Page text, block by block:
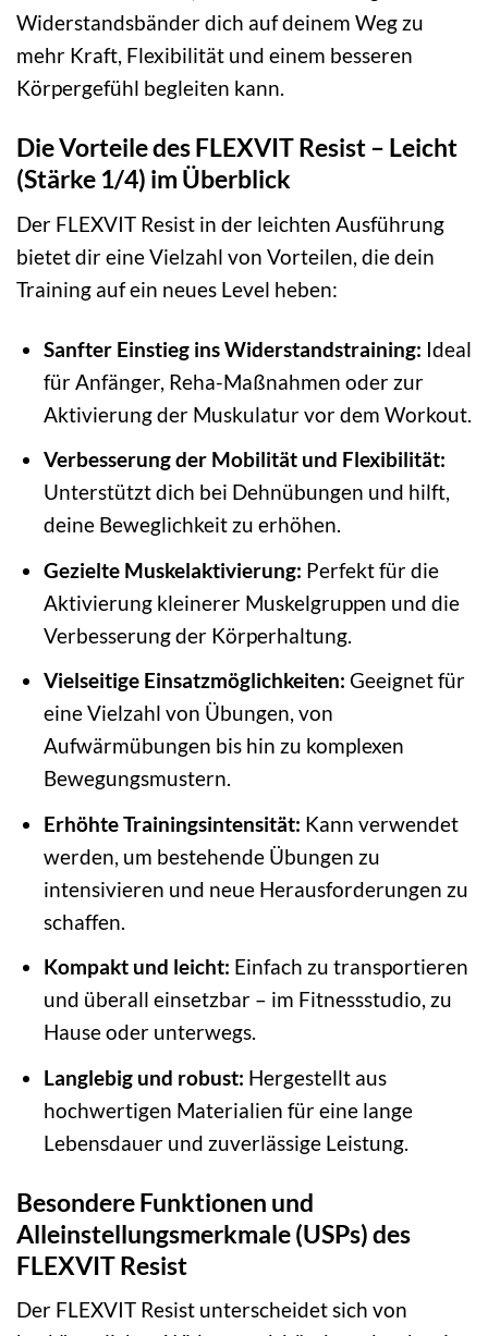
Widerstandsbänder dich auf deinem Weg zu
mehr Kraft, Flexibilität und einem besseren
Körpergefühl begleiten kann.
Die Vorteile des FLEXVIT Resist – Leicht
(Stärke 1/4) im Überblick
Der FLEXVIT Resist in der leichten Ausführung
bietet dir eine Vielzahl von Vorteilen, die dein
Training auf ein neues Level heben:
Sanfter Einstieg ins Widerstandstraining: Ideal
für Anfänger, Reha-Maßnahmen oder zur
Aktivierung der Muskulatur vor dem Workout.
Verbesserung der Mobilität und Flexibilität:
Unterstützt dich bei Dehnübungen und hilft,
deine Beweglichkeit zu erhöhen.
Gezielte Muskelaktivierung: Perfekt für die
Aktivierung kleinerer Muskelgruppen und die
Verbesserung der Körperhaltung.
Vielseitige Einsatzmöglichkeiten: Geeignet für
eine Vielzahl von Übungen, von
Aufwärmübungen bis hin zu komplexen
Bewegungsmustern.
Erhöhte Trainingsintensität: Kann verwendet
werden, um bestehende Übungen zu
intensivieren und neue Herausforderungen zu
schaffen.
Kompakt und leicht: Einfach zu transportieren
und überall einsetzbar – im Fitnessstudio, zu
Hause oder unterwegs.
Langlebig und robust: Hergestellt aus
hochwertigen Materialien für eine lange
Lebensdauer und zuverlässige Leistung.
Besondere Funktionen und
Alleinstellungsmerkmale (USPs) des
FLEXVIT Resist
Der FLEXVIT Resist unterscheidet sich von